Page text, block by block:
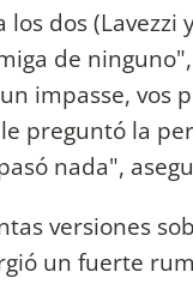
los dos (Lavezzi
de
impasse, vos
preguntó la
nada",
versiones
un fuerte